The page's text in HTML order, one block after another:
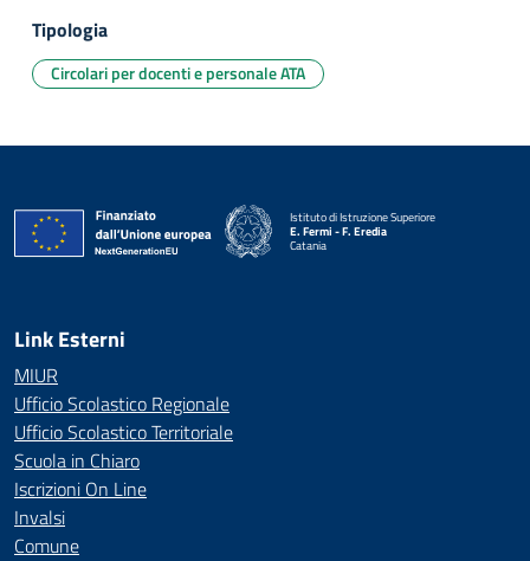
Tipologia
Circolari per docenti e personale ATA
Istituto di Istruzione Superiore
E. Fermi - F. Eredia
Catania
Link Esterni
MIUR
Ufficio Scolastico Regionale
Ufficio Scolastico Territoriale
Scuola in Chiaro
Iscrizioni On Line
Invalsi
Comune